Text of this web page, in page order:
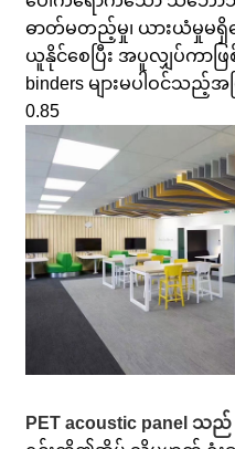
ဓာတ်မတည့်မှု၊ ယားယံမှုမရှိသ
ယူနိုင်စေပြီး အပူလျှပ်ကာဖ
binders များမပါဝင်သည့်
0.85
PET acoustic panel